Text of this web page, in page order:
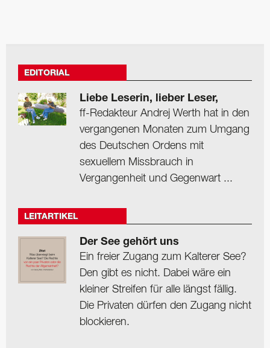
EDITORIAL
Liebe Leserin, lieber Leser,
ff-Redakteur Andrej Werth hat in den
vergangenen Monaten zum Umgang
des Deutschen Ordens mit
sexuellem Missbrauch in
Vergangenheit und Gegenwart ...
LEITARTIKEL
Der See gehört uns
Ein freier Zugang zum Kalterer See?
Den gibt es nicht. Dabei wäre ein
kleiner Streifen für alle längst fällig.
Die Privaten dürfen den Zugang nicht
blockieren.